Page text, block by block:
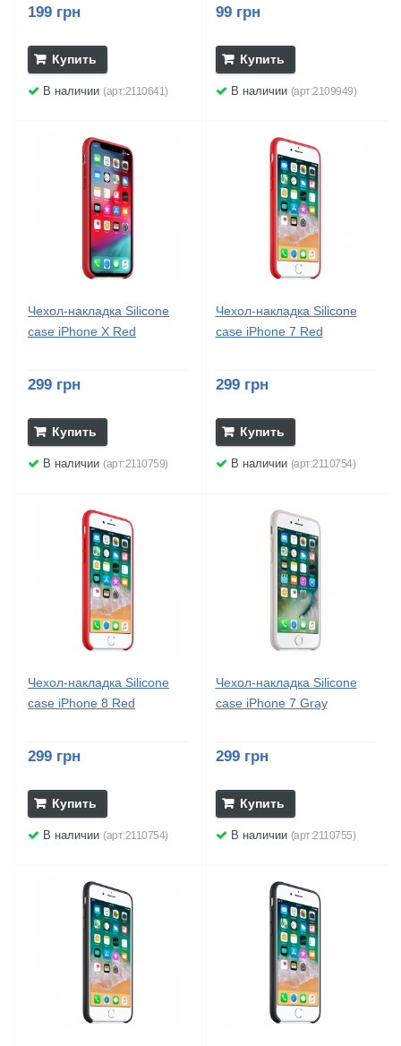
199 грн
Купить
В наличии (арт:2110641)
99 грн
Купить
В наличии (арт:2109949)
Чехол-накладка Silicone
case iPhone X Red
299 грн
Купить
В наличии (арт:2110759)
Чехол-накладка Silicone
case iPhone 7 Red
299 грн
Купить
В наличии (арт:2110754)
Чехол-накладка Silicone
case iPhone 8 Red
299 грн
Купить
В наличии (арт:2110754)
Чехол-накладка Silicone
case iPhone 7 Gray
299 грн
Купить
В наличии (арт:2110755)